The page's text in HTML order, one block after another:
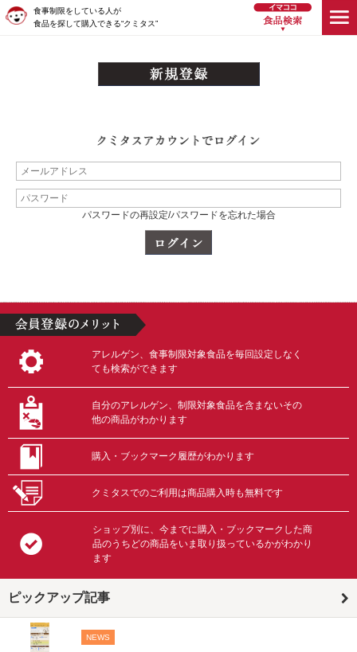
食事制限をしている人が
食品を探して購入できる“クミタス”
パスワードの再設定/パスワードを忘れた場合
アレルゲン、食事制限対象食品を毎回設定しなく
ても検索ができます
自分のアレルゲン、制限対象食品を含まないその
他の商品がわかります
購入・ブックマーク履歴がわかります
クミタスでのご利用は商品購入時も無料です
ショップ別に、今までに購入・ブックマークした商
品のうちどの商品をいま取り扱っているかがわかり
ます
ピックアップ記事
NEWS